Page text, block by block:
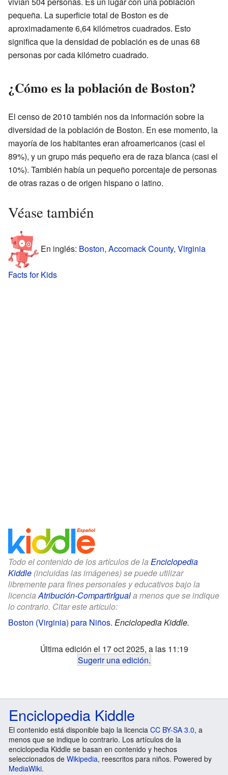
pequeña. La superficie total de Boston es de
aproximadamente 6,64 kilómetros cuadrados. Esto
significa que la densidad de población es de unas 68
personas por cada kilómetro cuadrado.
¿Cómo es la población de Boston?
El censo de 2010 también nos da información sobre la
diversidad de la población de Boston. En ese momento, la
mayoría de los habitantes eran afroamericanos (casi el
89%), y un grupo más pequeño era de raza blanca (casi el
10%). También había un pequeño porcentaje de personas
de otras razas o de origen hispano o latino.
Véase también
En inglés: Boston, Accomack County, Virginia
Facts for Kids
Todo el contenido de los artículos de la Enciclopedia
Kiddle (incluidas las imágenes) se puede utilizar
libremente para fines personales y educativos bajo la
licenciaAtribución-CompartirIguala menos que se indique
lo contrario. Citar este artículo:
Boston (Virginia) para Niños. Enciclopedia Kiddle.
Última edición el 17 oct 2025, a las 11:19
Sugerir una edición.
Enciclopedia Kiddle
El contenido está disponible bajo la licencia CC BY-SA 3.0, a
menos que se indique lo contrario. Los artículos de la
enciclopedia Kiddle se basan en contenido y hechos
seleccionados de Wikipedia, reescritos para niños. Powered by
MediaWiki.